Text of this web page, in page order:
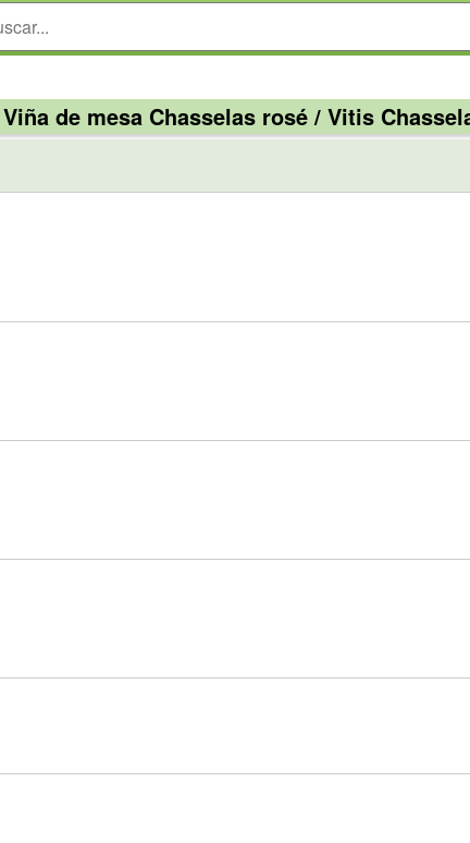
Viña de mesa Chasselas rosé / Vitis